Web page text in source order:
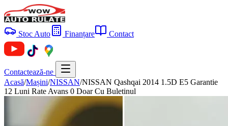
Stoc Auto Finanțare Contact
Contactează-ne
Acasă/Mașini/NISSAN/NISSAN Qashqai 2014 1.5D E5 Garantie
12 Luni Rate Avans 0 Doar Cu Buletinul